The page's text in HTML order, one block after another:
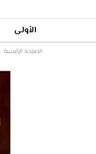
الأولى
الصفحة الرئيسية